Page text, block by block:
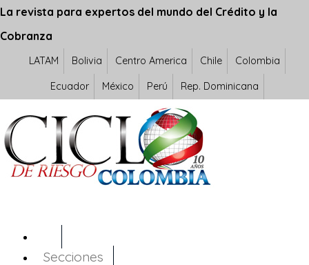
La revista para expertos del mundo del Crédito y la
Cobranza
LATAM Bolivia Centro America Chile Colombia
Ecuador México Perú Rep. Dominicana
Secciones